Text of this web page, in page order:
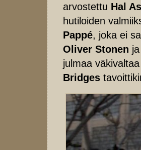
arvostettu Hal
hutiloiden
Pappé, joka ei
Oliver Stonen
julmaa
Bridges